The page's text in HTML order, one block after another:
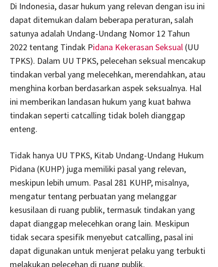
Di Indonesia, dasar hukum yang relevan dengan isu ini
dapat ditemukan dalam beberapa peraturan, salah
satunya adalah Undang-Undang Nomor 12 Tahun
2022 tentang Tindak Pidana Kekerasan Seksual (UU
TPKS). Dalam UU TPKS, pelecehan seksual mencakup
tindakan verbal yang melecehkan, merendahkan, atau
menghina korban berdasarkan aspek seksualnya. Hal
ini memberikan landasan hukum yang kuat bahwa
tindakan seperti catcalling tidak boleh dianggap
enteng.
Tidak hanya UU TPKS, Kitab Undang-Undang Hukum
Pidana (KUHP) juga memiliki pasal yang relevan,
meskipun lebih umum. Pasal 281 KUHP, misalnya,
mengatur tentang perbuatan yang melanggar
kesusilaan di ruang publik, termasuk tindakan yang
dapat dianggap melecehkan orang lain. Meskipun
tidak secara spesifik menyebut catcalling, pasal ini
dapat digunakan untuk menjerat pelaku yang terbukti
melakukan pelecehan di ruang publik.